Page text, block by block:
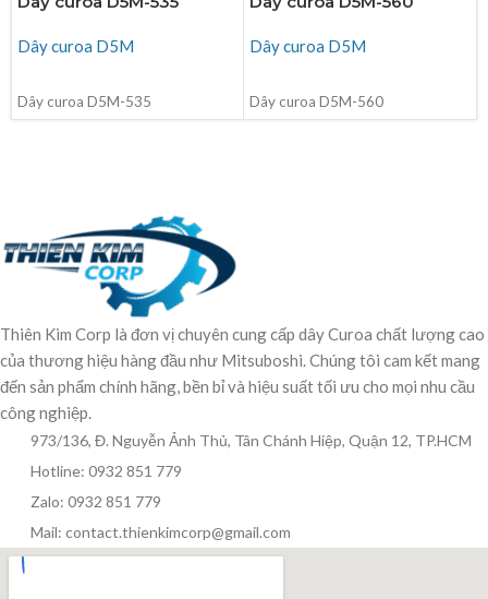
Dây curoa D5M
Dây curoa D5M-535
Dây curoa D5M
Dây curoa D5M-560
Thiên Kim Corp là đơn vị chuyên cung cấp dây Curoa chất lượng cao
của thương hiệu hàng đầu như Mitsuboshi. Chúng tôi cam kết mang
đến sản phẩm chính hãng, bền bỉ và hiệu suất tối ưu cho mọi nhu cầu
công nghiệp.
973/136, Đ. Nguyễn Ảnh Thủ, Tân Chánh Hiệp, Quận 12, TP.HCM
Hotline: 0932 851 779
Zalo: 0932 851 779
Mail: contact.thienkimcorp@gmail.com